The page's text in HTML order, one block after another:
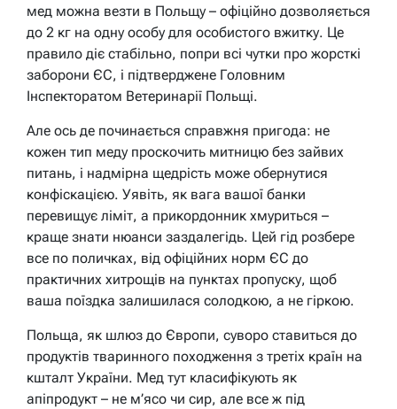
мед можна везти в Польщу – офіційно дозволяється
до 2 кг на одну особу для особистого вжитку. Це
правило діє стабільно, попри всі чутки про жорсткі
заборони ЄС, і підтверджене Головним
Інспекторатом Ветеринарії Польщі.
Але ось де починається справжня пригода: не
кожен тип меду проскочить митницю без зайвих
питань, і надмірна щедрість може обернутися
конфіскацією. Уявіть, як вага вашої банки
перевищує ліміт, а прикордонник хмуриться –
краще знати нюанси заздалегідь. Цей гід розбере
все по поличках, від офіційних норм ЄС до
практичних хитрощів на пунктах пропуску, щоб
ваша поїздка залишилася солодкою, а не гіркою.
Польща, як шлюз до Європи, суворо ставиться до
продуктів тваринного походження з третіх країн на
кшталт України. Мед тут класифікують як
апіпродукт – не м’ясо чи сир, але все ж під